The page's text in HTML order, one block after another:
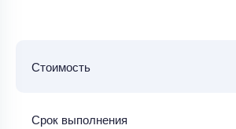
Стоимость
Срок выполнения